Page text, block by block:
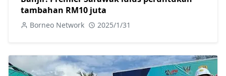
tambahan RM10 juta
Borneo Network 2025/1/31